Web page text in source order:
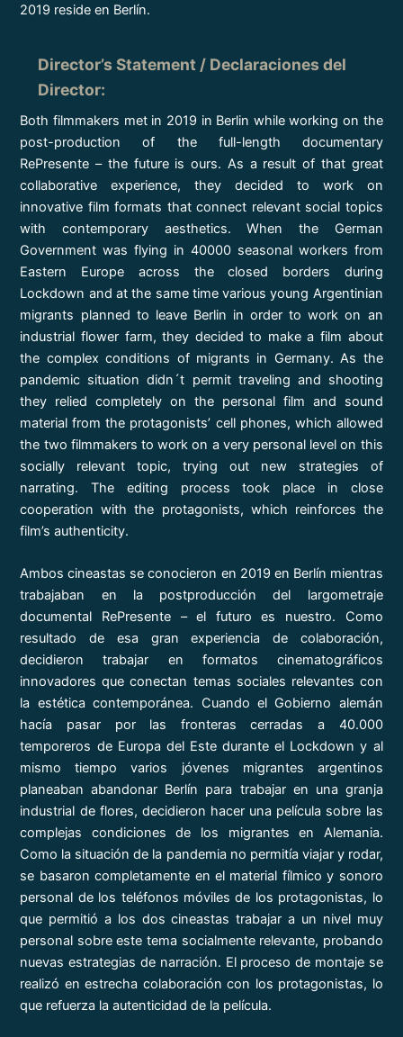
2019 reside en Berlín.
Director’s Statement / Declaraciones del
Director:
Both filmmakers met in 2019 in Berlin while working on the
post-production of the full-length documentary
RePresente – the future is ours. As a result of that great
collaborative experience, they decided to work on
innovative film formats that connect relevant social topics
with contemporary aesthetics. When the German
Government was flying in 40000 seasonal workers from
Eastern Europe across the closed borders during
Lockdown and at the same time various young Argentinian
migrants planned to leave Berlin in order to work on an
industrial flower farm, they decided to make a film about
the complex conditions of migrants in Germany. As the
pandemic situation didn´t permit traveling and shooting
they relied completely on the personal film and sound
material from the protagonists’ cell phones, which allowed
the two filmmakers to work on a very personal level on this
socially relevant topic, trying out new strategies of
narrating. The editing process took place in close
cooperation with the protagonists, which reinforces the
film’s authenticity.
Ambos cineastas se conocieron en 2019 en Berlín mientras
trabajaban en la postproducción del largometraje
documental RePresente – el futuro es nuestro. Como
resultado de esa gran experiencia de colaboración,
decidieron trabajar en formatos cinematográficos
innovadores que conectan temas sociales relevantes con
la estética contemporánea. Cuando el Gobierno alemán
hacía pasar por las fronteras cerradas a 40.000
temporeros de Europa del Este durante el Lockdown y al
mismo tiempo varios jóvenes migrantes argentinos
planeaban abandonar Berlín para trabajar en una granja
industrial de flores, decidieron hacer una película sobre las
complejas condiciones de los migrantes en Alemania.
Como la situación de la pandemia no permitía viajar y rodar,
se basaron completamente en el material fílmico y sonoro
personal de los teléfonos móviles de los protagonistas, lo
que permitió a los dos cineastas trabajar a un nivel muy
personal sobre este tema socialmente relevante, probando
nuevas estrategias de narración. El proceso de montaje se
realizó en estrecha colaboración con los protagonistas, lo
que refuerza la autenticidad de la película.